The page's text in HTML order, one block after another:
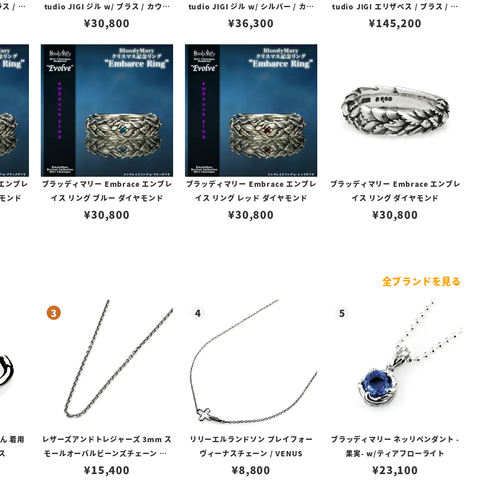
/ カ
tudio JIGI ジル w/ ブラス / カウレ
ザー ブルー
¥30,800
tudio JIGI ジル w/ シルバー / カウ
レザー レッド
¥36,300
tudio JIGI エリザベス / ブラス / カ
ボション / カウレザー ブルー
¥145,200
ンブレ
ンド
ブラッディマリー Embrace エンブレ
イス リング ブルー ダイヤモンド
¥30,800
ブラッディマリー Embrace エンブレ
イス リング レッド ダイヤモンド
¥30,800
ブラッディマリー Embrace エンブレ
イス リング ダイヤモンド
¥30,800
全ブランドを見る
着用
レザーズアンドトレジャーズ 3mm ス
モールオーバルビーンズチェーン w/
ロブスタークラスプ＆LTロゴプレート
¥15,400
リリーエルランドソン プレイフォー
ヴィーナスチェーン / VENUS
¥8,800
ブラッディマリー ネッリペンダント -
果実- w/ティアフローライト
¥23,100